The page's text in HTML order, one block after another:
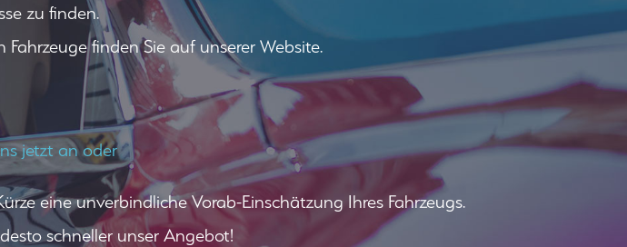
zu finden.
finden Sie auf unserer Website.
jetzt an oder
eine unverbindliche Vorab-Einschätzung Ihres Fahrzeugs.
schneller unser Angebot!